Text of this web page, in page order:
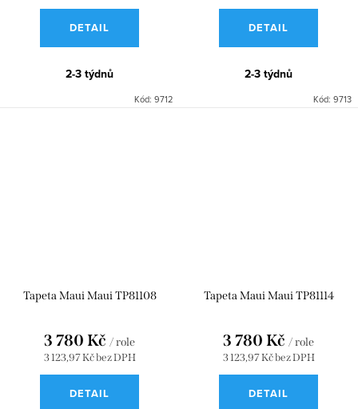
DETAIL
2-3 týdnů
Kód: 9712
DETAIL
2-3 týdnů
Kód: 9713
Tapeta Maui Maui TP81108
3 123,97 Kč bez DPH
3 780 Kč / role
DETAIL
Tapeta Maui Maui TP81114
3 123,97 Kč bez DPH
3 780 Kč / role
DETAIL